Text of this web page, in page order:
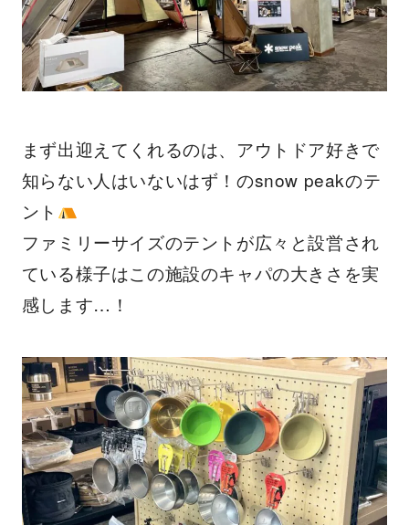
まず出迎えてくれるのは、アウトドア好きで
知らない人はいないはず！のsnow peakのテ
ント
ファミリーサイズのテントが広々と設営され
ている様子はこの施設のキャパの大きさを実
感します…！